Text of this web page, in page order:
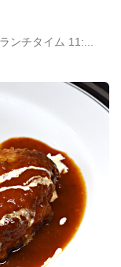
ンチタイム 11:...